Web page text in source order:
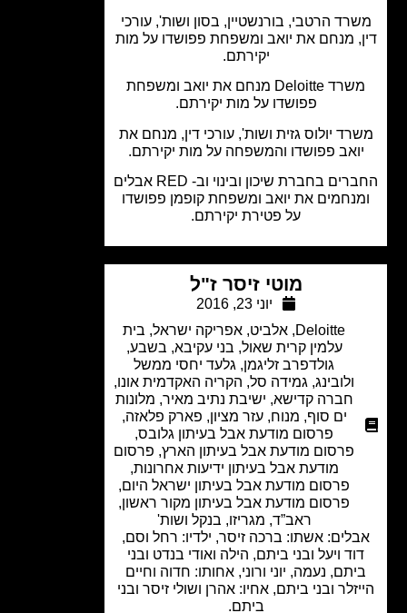
הרטבי, בורנשטיין, בסון ושות', עורכי
מנחם את יואב ומשפחת פפושדו על מות
משרד Deloitte מנחם את יואב ומשפחת
פפושדו על מות יקירתם.
יולוס גזית ושות', עורכי דין, מנחם את
פפושדו והמשפחה על מות יקירתם.
החברים בחברת שיכון ובינוי וב- RED אבלים
את יואב ומשפחת קופמן פפושדו
על פטירת יקירתם.
מוטי זיסר ז"ל
Deloitte
,אלביט, אפריקה ישראל, בית
עלמין קרית שאול,בני עקיבא, בשבע,
גולדפרב זליגמן,גלעד יחסי ממשל
גמידה סל,הקריה האקדמית אונו,
חברה קדישא,ישיבת נתיב מאיר,מלונות
ים סוף
מנוח,עזר מציון,פארק פלאזה,
פרסום מודעת אבל בעיתון גלובס,
פרסום מודעת אבל בעיתון הארץ,פרסום
מודעת אבל בעיתון ידיעות אחרונות,
פרסום מודעת אבל בעיתון ישראל היום,
פרסום מודעת אבל בעיתון מקור ראשון,
ראב”ד, מגריזו, בנקל ושות'
אשתו: ברכה זיסר, ילדיו: רחל וסם,
ויעל ובני ביתם, הילה ואודי בנדט ובני
נעמה, יוני ורוני, אחותו: חדוה וחיים
ובני ביתם, אחיו: אהרן ושולי זיסר ובני